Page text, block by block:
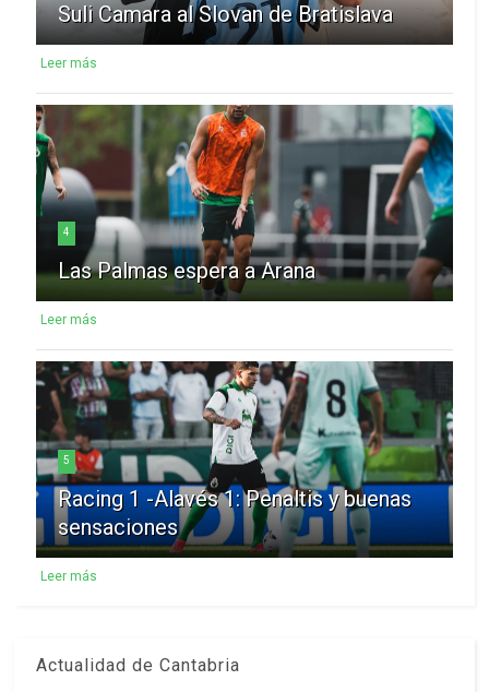
Suli Camara al Slovan de Bratislava
Leer más
4
Las Palmas espera a Arana
Leer más
5
Racing 1 -Alavés 1: Penaltis y buenas
sensaciones
Leer más
Actualidad de Cantabria